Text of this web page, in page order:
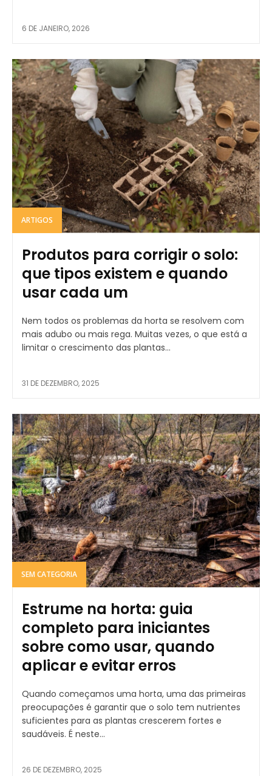
6 DE JANEIRO, 2026
ARTIGOS
Produtos para corrigir o solo:
que tipos existem e quando
usar cada um
Nem todos os problemas da horta se resolvem com
mais adubo ou mais rega. Muitas vezes, o que está a
limitar o crescimento das plantas...
31 DE DEZEMBRO, 2025
SEM CATEGORIA
Estrume na horta: guia
completo para iniciantes
sobre como usar, quando
aplicar e evitar erros
Quando começamos uma horta, uma das primeiras
preocupações é garantir que o solo tem nutrientes
suficientes para as plantas crescerem fortes e
saudáveis. É neste...
26 DE DEZEMBRO, 2025